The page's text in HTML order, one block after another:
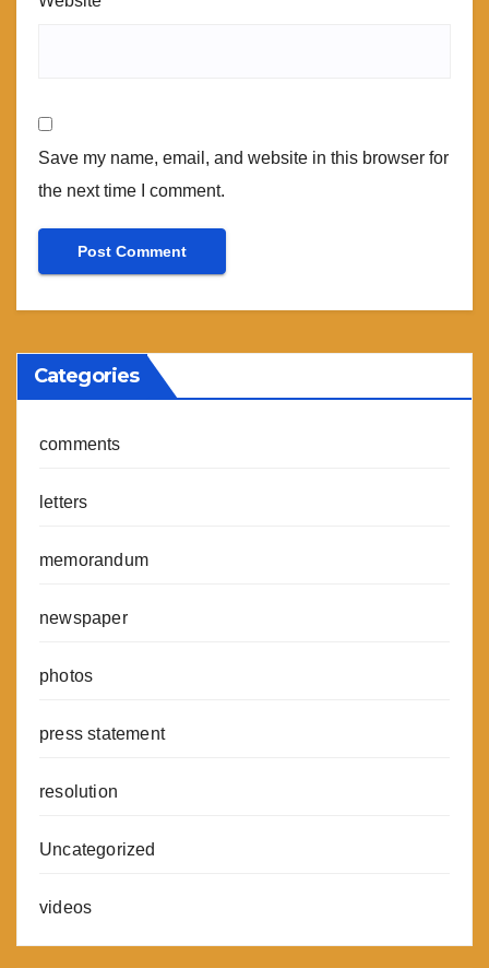
Save my name, email, and website in this browser for
the next time I comment.
Categories
comments
letters
memorandum
newspaper
photos
press statement
resolution
Uncategorized
videos